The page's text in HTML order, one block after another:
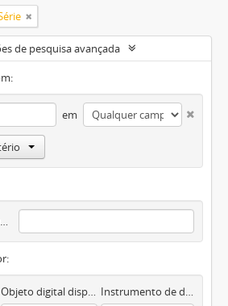
de pesquisa avançada
em
Descrição de nível superior
Objeto digital disponível Instrumento de descrição documental